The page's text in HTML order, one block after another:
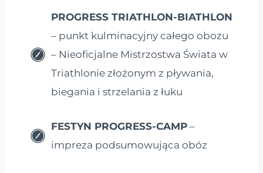
PROGRESS TRIATHLON-BIATHLON
– punkt kulminacyjny całego obozu
– Nieoficjalne Mistrzostwa Świata w
Triathlonie złożonym z pływania,
biegania i strzelania z łuku
FESTYN PROGRESS-CAMP –
impreza podsumowująca obóz